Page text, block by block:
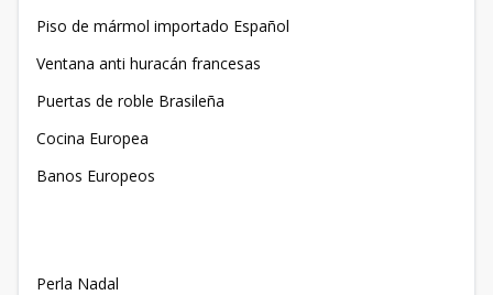
Piso de mármol importado Español
Ventana anti huracán francesas
Puertas de roble Brasileña
Cocina Europea
Banos Europeos
Perla Nadal